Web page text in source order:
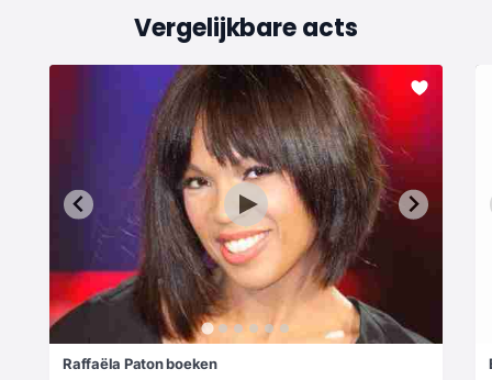
Vergelijkbare acts
Raffaëla Paton boeken